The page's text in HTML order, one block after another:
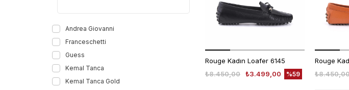
Andrea Giovanni
Franceschetti
Guess
Kemal Tanca
Kemal Tanca Gold
Rouge Kadın Loafer 6145
₺3.499,00
₺8.450,00 %59
Rouge